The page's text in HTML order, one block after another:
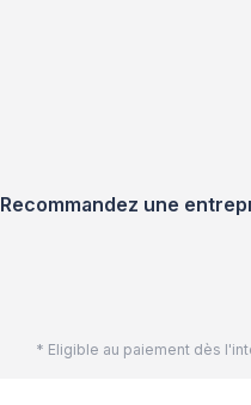
Recommandez une
* Eligible au paiement dès